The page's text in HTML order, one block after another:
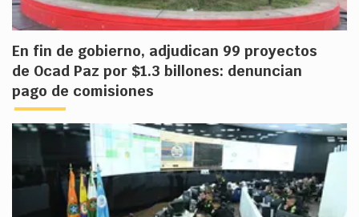
En fin de gobierno, adjudican 99 proyectos
de Ocad Paz por $1.3 billones: denuncian
pago de comisiones